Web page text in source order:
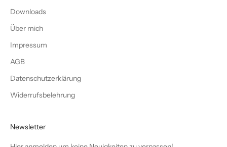
Downloads
Über mich
Impressum
AGB
Datenschutzerklärung
Widerrufsbelehrung
Newsletter